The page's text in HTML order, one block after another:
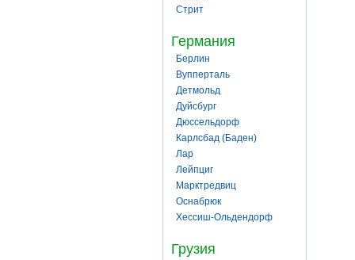
Стрит
Германия
Берлин
Вупперталь
Детмольд
Дуйсбург
Дюссельдорф
Карлсбад (Баден)
Лар
Лейпциг
Марктредвиц
Оснабрюк
Хессиш-Ольдендорф
Грузия